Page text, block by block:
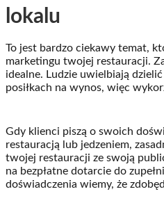
lokalu
To jest bardzo ciekawy temat,
marketingu twojej restauracji.
idealne. Ludzie uwielbiają
posiłkach na wynos, więc
Gdy klienci piszą o swoich
restauracją lub jedzeniem,
twojej restauracji ze swoją
na bezpłatne dotarcie do
doświadczenia wiemy, że